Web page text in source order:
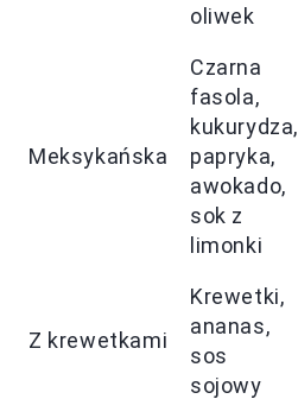
oliwek
Meksykańska
Czarna
fasola,
kukurydza,
papryka,
awokado,
sok z
limonki
Z krewetkami
Krewetki,
ananas,
sos
sojowy